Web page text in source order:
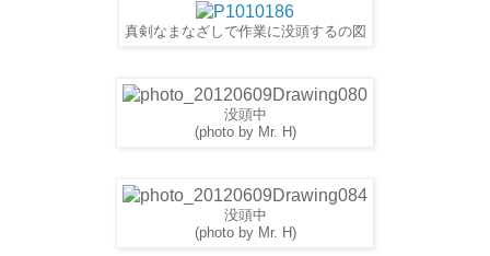
真剣なまなざしで作業に没頭するの図
没頭中
(photo by Mr. H)
没頭中
(photo by Mr. H)